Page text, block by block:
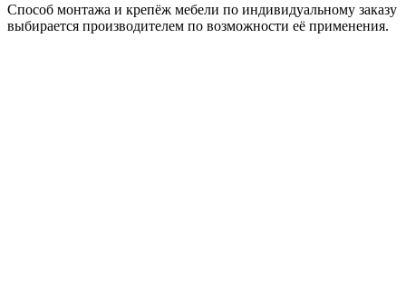
Способ монтажа и крепёж мебели по индивидуальному заказу
выбирается производителем по возможности её применения.